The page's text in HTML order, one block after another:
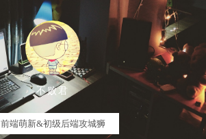
不败君
前端萌新&初级后端攻城狮